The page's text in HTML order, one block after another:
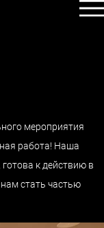
мероприятия
работа! Наша
к действию в
стать частью